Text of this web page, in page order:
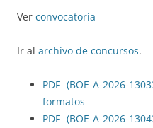
Ver convocatoria
Ir al archivo de concursos.
PDF (BOE-A-2026-
formatos
PDF (BOE-A-2026-